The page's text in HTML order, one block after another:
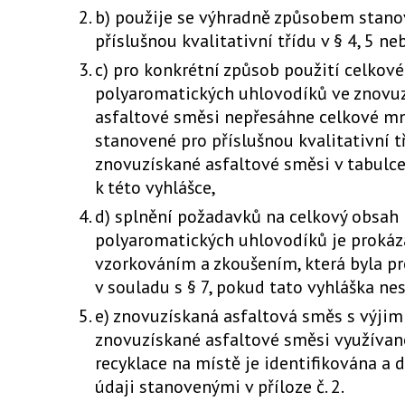
b) použije se výhradně způsobem
příslušnou kvalitativní třídu v § 4, 5
c) pro konkrétní způsob použití
polyaromatických uhlovodíků ve
asfaltové směsi nepřesáhne celkové
stanovené pro příslušnou kvalitativní
znovuzískané asfaltové směsi v
k této vyhlášce,
d) splnění požadavků na celkový obsah
polyaromatických uhlovodíků je
vzorkováním a zkoušením, která byla
v souladu s § 7, pokud tato vyhláška
e) znovuzískaná asfaltová směs s
znovuzískané asfaltové směsi
recyklace na místě je identifikována a
údaji stanovenými v příloze č. 2.